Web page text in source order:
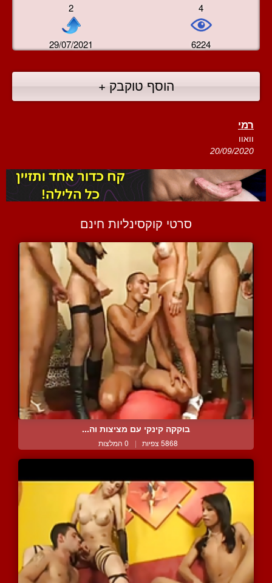
2 4
29/07/2021 6224
הוסף טוקבק +
רמי
וואוו
20/09/2020
סרטי קוקסינליות חינם
בוקקה קינקי עם מציצות וה...
5868 צפיות | 0 המלצות